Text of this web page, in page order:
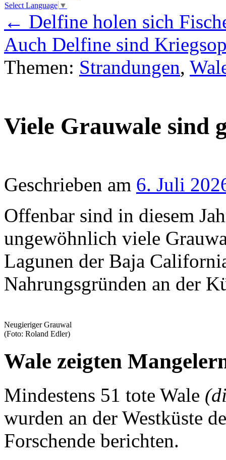
Select Language ▼
← Delfine holen sich
Auch Delfine sind
Themen: Strandungen,
Viele Grauwale sind
Geschrieben am 6. Juli
Offenbar sind in diesem
ungewöhnlich viele
Lagunen der Baja
Nahrungsgründen an der
Neugieriger Grauwal
(Foto: Roland Edler)
Wale zeigten
Mindestens 51 tote Wale
wurden an der Westküste
Forschende berichten.